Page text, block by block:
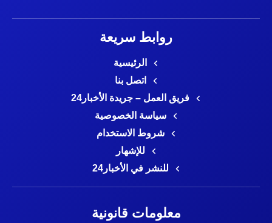
روابط سريعة
الرئيسية
اتصل بنا
فريق العمل – جريدة الأخبار24
سياسة الخصوصية
شروط الاستخدام
للإشهار
للنشر في الأخبار24
معلومات قانونية